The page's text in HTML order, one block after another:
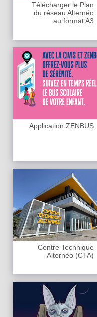
Télécharger le Plan
du réseau Alternéo
au format A3
Application ZENBUS
Centre Technique
Alternéo (CTA)